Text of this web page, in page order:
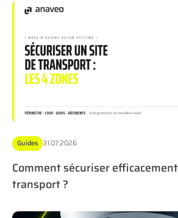
Guides 31.07.2026
Comment sécuriser
transport ?